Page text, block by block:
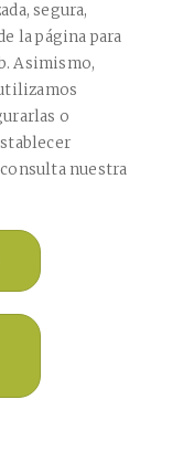
de Privacidadde
De
segura,
la página para
Asimismo,
o
nuestra